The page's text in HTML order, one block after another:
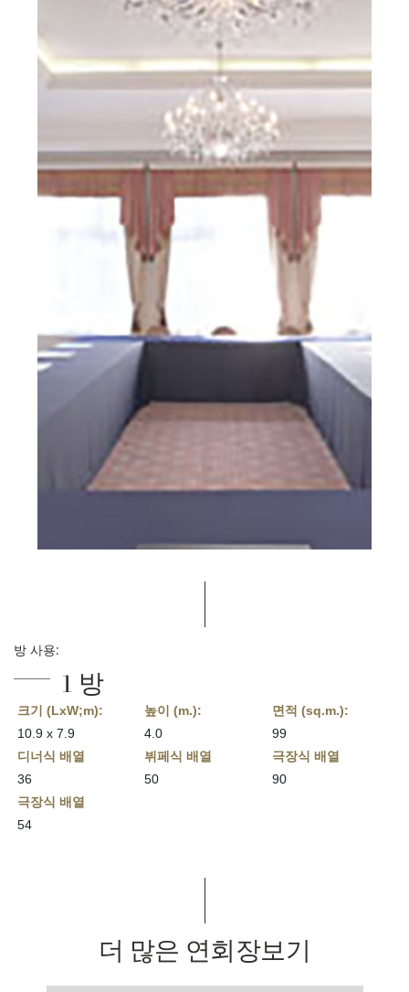
방 사용:
1 방
크기 (LxW;m):
10.9 x 7.9
높이 (m.):
4.0
면적 (sq.m.):
99
디너식 배열
36
뷔페식 배열
50
극장식 배열
90
극장식 배열
54
더 많은 연회장보기